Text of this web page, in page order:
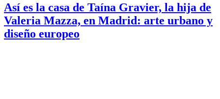
Así es la casa de Taína Gravier, la hija de
Valeria Mazza, en Madrid: arte urbano y
diseño europeo